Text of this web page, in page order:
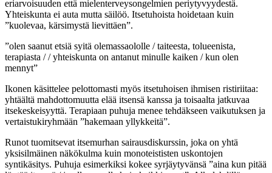
eriarvoisuuden että mielenterveysongelmien periytyvyydestä.
Yhteiskunta ei auta mutta säilöö. Itsetuhoista hoidetaan kuin
”kuolevaa, kärsimystä lievittäen”.
”olen saanut etsiä syitä olemassaololle / taiteesta, tolueenista,
terapiasta / / yhteiskunta on antanut minulle kaiken / kun olen
mennyt”
Ikonen käsittelee pelottomasti myös itsetuhoisen ihmisen ristiriitaa:
yhtäältä mahdottomuutta elää itsensä kanssa ja toisaalta jatkuvaa
itsekeskeisyyttä. Terapiaan puhuja menee tehdäkseen vaikutuksen ja
vertaistukiryhmään ”hakemaan yllykkeitä”.
Runot tuomitsevat itsemurhan sairausdiskurssin, joka on yhtä
yksisilmäinen näkökulma kuin monoteististen uskontojen
syntikäsitys. Puhuja esimerkiksi kokee syrjäytyvänsä ”aina kun pitää